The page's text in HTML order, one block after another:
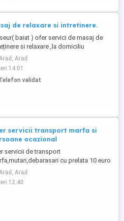
de relaxare si intretinere.
baiat ) ofer servici de masaj de
si relaxare ,la domiciliu
placut,curat,primitor.Pentru
la telefon sau whatsapp.
Arad
ieri 14:01
validat
servicii transport marfa si
ocazional
servicii de transport
cu prelata 10 euro
5mL.2 3ml.2.3mH. Ofer servicii de
mai buna calitate. Tel. Florin.. non
Arad
ieri 12:40